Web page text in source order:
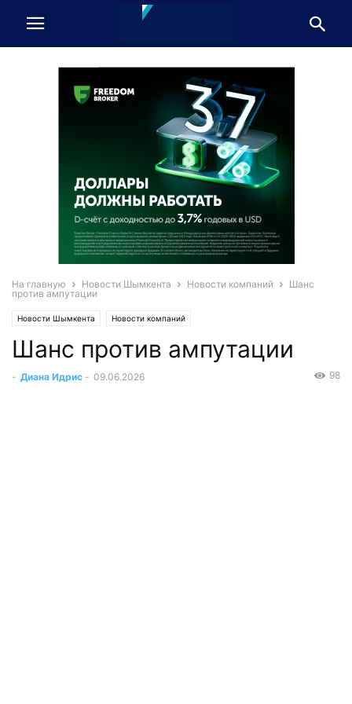
На главную Новости Шымкента Новости компаний
Шанс
против ампутации
Новости Шымкента Новости компаний
Шанс против ампутации
- Диана Идрис - 09.06.2026 98